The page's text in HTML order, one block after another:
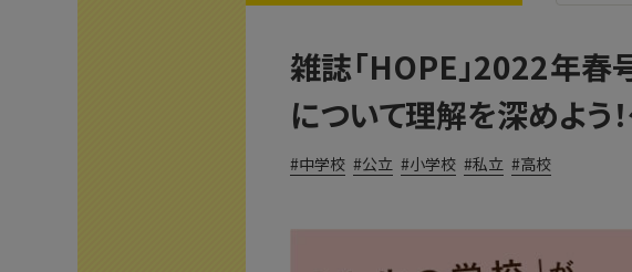
雑誌「HOPE」2022年春
について理解を深めよう
中学校 公立 小学校 私立 高校